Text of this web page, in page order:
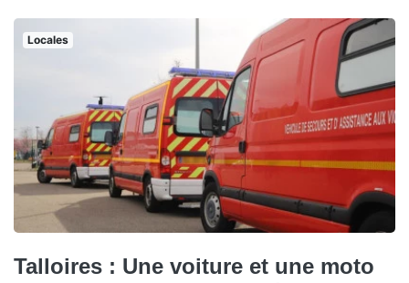
Locales
Talloires : Une voiture et une moto